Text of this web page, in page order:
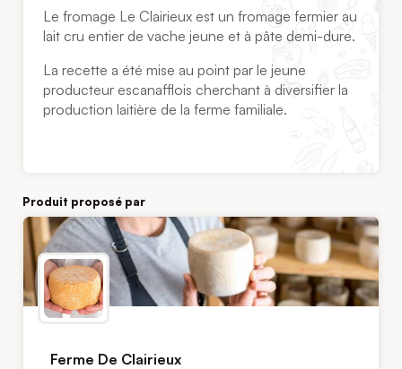
Le fromage Le Clairieux est un fromage fermier au
lait cru entier de vache jeune et à pâte demi-dure.
La recette a été mise au point par le jeune
producteur escanafflois cherchant à diversifier la
production laitière de la ferme familiale.
Produit proposé par
Ferme De Clairieux